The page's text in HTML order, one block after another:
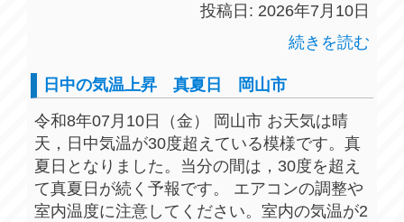
投稿日: 2026年7月10日
続きを読む
日中の気温上昇 真夏日 岡山市
令和8年07月10日（金） 岡山市 お天気は晴
天，日中気温が30度超えている模様です。真
夏日となりました。当分の間は，30度を超え
て真夏日が続く予報です。 エアコンの調整や
室内温度に注意してください。室内の気温が2